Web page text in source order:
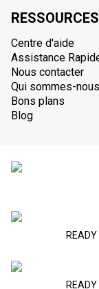
RESSOURCES
Centre d'aide
Assistance
Nous contacter
Qui sommes-
Bons plans
Blog